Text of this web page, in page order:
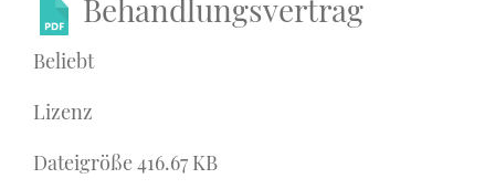
Behandlungsvertrag
Beliebt
Lizenz
Dateigröße 416.67 KB